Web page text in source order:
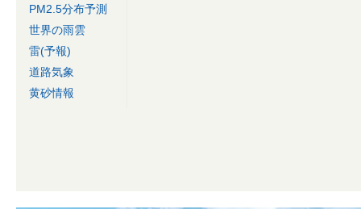
PM2.5分布予測
世界の雨雲
雷(予報)
道路気象
黄砂情報